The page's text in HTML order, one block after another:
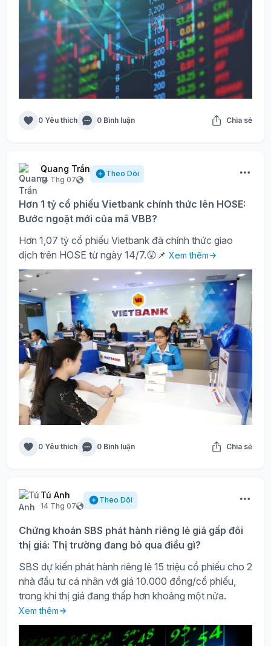
0 Yêu thích 0 Bình luận Chia sẻ
Quang Trần
14 Thg 07
Theo Dõi
Hơn 1 tỷ cổ phiếu Vietbank chính thức lên HOSE:
Bước ngoặt mới của mã VBB?
Hơn 1,07 tỷ cổ phiếu Vietbank đã chính thức giao
dịch trên HOSE từ ngày 14/7.😲📌 Xem thêm
0 Yêu thích 0 Bình luận Chia sẻ
Tú Anh
14 Thg 07
Theo Dõi
Chứng khoán SBS phát hành riêng lẻ giá gấp đôi
thị giá: Thị trường đang bỏ qua điều gì?
SBS dự kiến phát hành riêng lẻ 15 triệu cổ phiếu cho 2
nhà đầu tư cá nhân với giá 10.000 đồng/cổ phiếu,
trong khi thị giá đang thấp hơn khoảng một nửa.
Xem thêm